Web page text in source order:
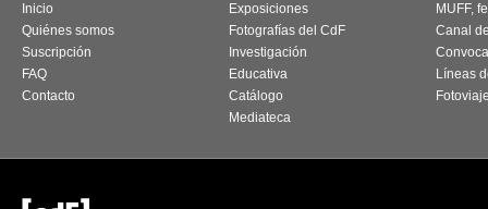
Inicio
Quiénes somos
Suscripción
FAQ
Contacto
Exposiciones
Fotografías del CdF
Investigación
Educativa
Catálogo
Mediateca
MUFF,
Canal
Líneas